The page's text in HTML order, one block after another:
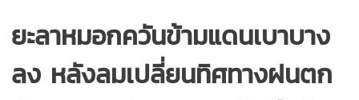
ยะลาหมอกควันข้ามแดนเบาบาง
ลง หลังลมเปลี่ยนทิศทางฝนตก